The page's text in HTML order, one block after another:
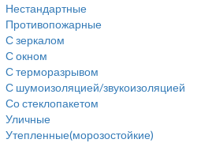
Нестандартные
Противопожарные
С зеркалом
С окном
С терморазрывом
С шумоизоляцией/звукоизоляцией
Со стеклопакетом
Уличные
Утепленные(морозостойкие)